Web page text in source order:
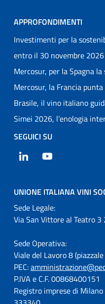
APPROFONDIMENTI
Investimenti per la
entro il 30 novembre 2026
Mercosur, per la Spagna la
Mercosur, la Francia
Brasile, il vino italiano
Simei 2026, l’enologia
SEGUICI SU
LinkedIn
UNIONE ITALIANA VINI
Sede Legale:
Via San Vittore al Teatro
Sede Operativa:
Viale del Lavoro 8
PEC:
P.IVA e C.F. 00868400151
Registro imprese di